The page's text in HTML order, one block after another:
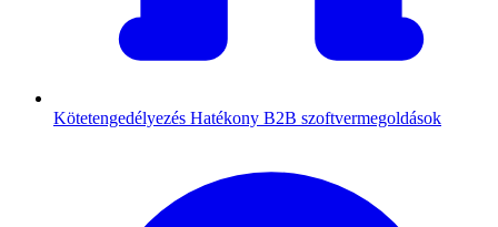
Kötetengedélyezés Hatékony B2B szoftvermegoldások